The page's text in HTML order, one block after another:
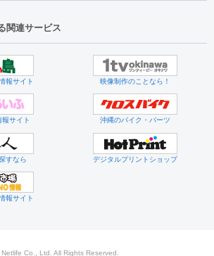
関連サービス
報サイト 映像制作のことなら！
サイト 沖縄のバイク・パーツ
すなら デジタルプリントショップ
報サイト
Co., Ltd. All Rights Reserved.